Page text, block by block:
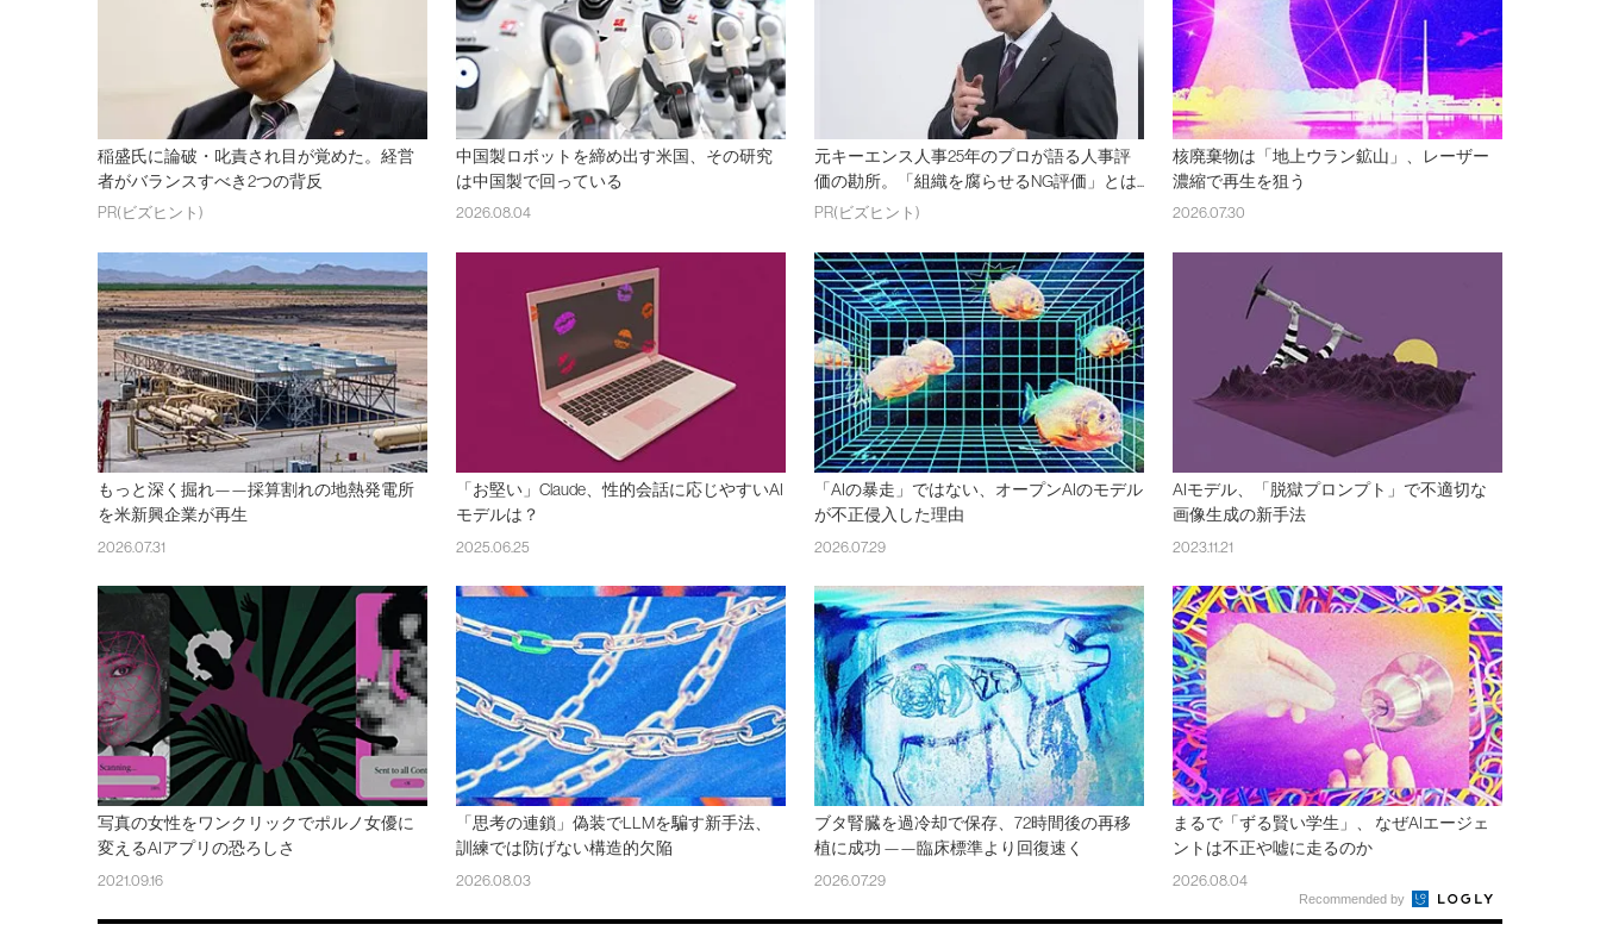
稲盛氏に論破・叱責され目が覚めた。経営
者がバランスすべき2つの背反
PR(ビズヒント)
中国製ロボットを締め出す米国、その研究
は中国製で回っている
2026.08.04
元キーエンス人事25年のプロが語る人事評
価の勘所。「組織を腐らせるNG評価」とは...
PR(ビズヒント)
核廃棄物は「地上ウラン鉱山」、レーザー
濃縮で再生を狙う
2026.07.30
もっと深く掘れ——採算割れの地熱発電所
を米新興企業が再生
2026.07.31
「お堅い」Claude、性的会話に応じやすいAI
モデルは？
2025.06.25
「AIの暴走」ではない、オープンAIのモデル
が不正侵入した理由
2026.07.29
AIモデル、「脱獄プロンプト」で不適切な
画像生成の新手法
2023.11.21
写真の女性をワンクリックでポルノ女優に
変えるAIアプリの恐ろしさ
2021.09.16
「思考の連鎖」偽装でLLMを騙す新手法、
訓練では防げない構造的欠陥
2026.08.03
ブタ腎臓を過冷却で保存、72時間後の再移
植に成功 ——臨床標準より回復速く
2026.07.29
まるで「ずる賢い学生」、 なぜAIエージェ
ントは不正や嘘に走るのか
2026.08.04
Recommended by